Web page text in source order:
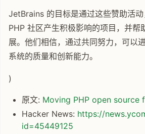
JetBrains 的目标是通过这些赞助活
PHP 社区产生积极影响的项目，并帮
展。他们相信，通过共同努力，可以
系统的质量和创新能力。
)
原文: Moving PHP open source
Hacker News: https://
id=45449125